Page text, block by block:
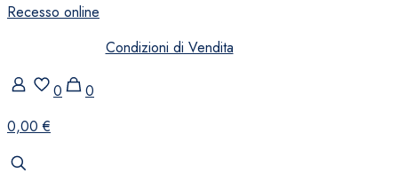
Recesso online
Condizioni di Vendita
0
0
0,00 €